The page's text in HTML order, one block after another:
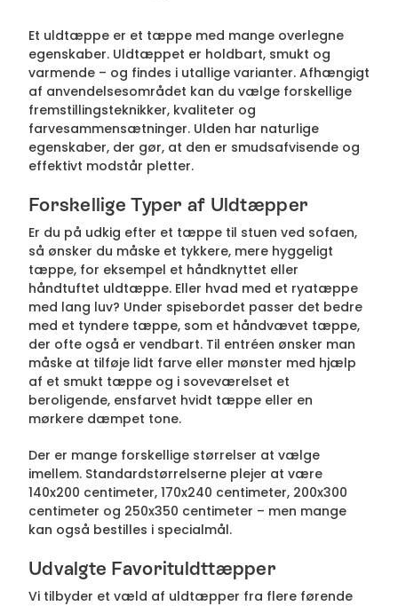
Et uldtæppe er et tæppe med mange overlegne
egenskaber. Uldtæppet er holdbart, smukt og
varmende – og findes i utallige varianter. Afhængigt
af anvendelsesområdet kan du vælge forskellige
fremstillingsteknikker, kvaliteter og
farvesammensætninger. Ulden har naturlige
egenskaber, der gør, at den er smudsafvisende og
effektivt modstår pletter.
Forskellige Typer af Uldtæpper
Er du på udkig efter et tæppe til stuen ved sofaen,
så ønsker du måske et tykkere, mere hyggeligt
tæppe, for eksempel et håndknyttet eller
håndtuftet uldtæppe. Eller hvad med et ryatæppe
med lang luv? Under spisebordet passer det bedre
med et tyndere tæppe, som et håndvævet tæppe,
der ofte også er vendbart. Til entréen ønsker man
måske at tilføje lidt farve eller mønster med hjælp
af et smukt tæppe og i soveværelset et
beroligende, ensfarvet hvidt tæppe eller en
mørkere dæmpet tone.
Der er mange forskellige størrelser at vælge
imellem. Standardstørrelserne plejer at være
140x200 centimeter, 170x240 centimeter, 200x300
centimeter og 250x350 centimeter – men mange
kan også bestilles i specialmål.
Udvalgte Favorituldttæpper
Vi tilbyder et væld af uldtæpper fra flere førende